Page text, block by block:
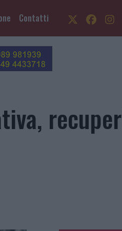
Contatti